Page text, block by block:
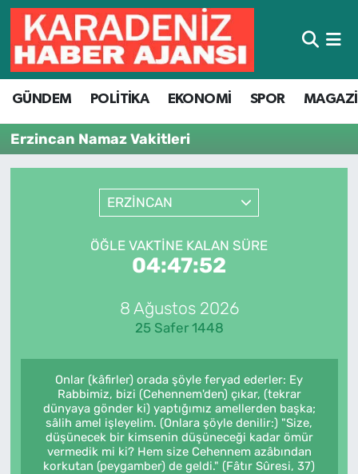
GÜNDEM POLİTİKA EKONOMİ SPOR
Erzincan Namaz Vakitleri
ERZİNCAN
ÖĞLE VAKTINE KALAN SÜRE
04:47:52
8 Ağustos 2026
25 Safer 1448
Onlar (kâfirler) orada şöyle feryad ederler: Ey
Rabbimiz, bizi (Cehennem'den) çıkar, (tekrar
dünyaya gönder ki) yaptığımız amellerden başka;
sâlih amel işleyelim. (Onlara şöyle denilir:) "Size,
düşünecek bir kimsenin düşüneceği kadar ömür
vermedik mi ki? Hem size Cehennem azâbından
korkutan (peygamber) de geldi." (Fâtır Sûresi, 37)
Hava Durumu
Trafik Durumu
Süper Lig Puan Durumu ve Fikstür